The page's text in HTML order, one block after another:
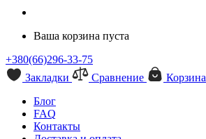
Ваша корзина пуста
+380(66)296-33-75
Закладки
Сравнение
Корзина
Блог
FAQ
Контакты